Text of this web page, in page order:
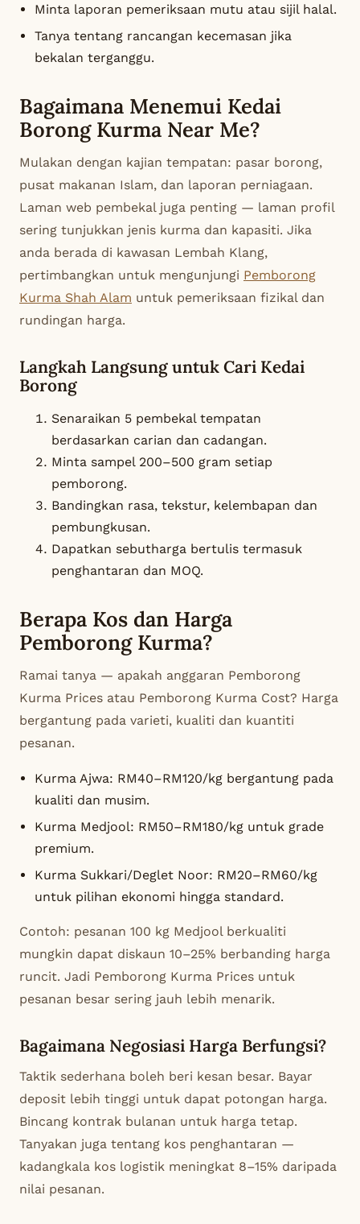
Minta laporan pemeriksaan mutu atau sijil halal.
Tanya tentang rancangan kecemasan jika
bekalan terganggu.
Bagaimana Menemui Kedai
Borong Kurma Near Me?
Mulakan dengan kajian tempatan: pasar borong,
pusat makanan Islam, dan laporan perniagaan.
Laman web pembekal juga penting — laman profil
sering tunjukkan jenis kurma dan kapasiti. Jika
anda berada di kawasan Lembah Klang,
pertimbangkan untuk mengunjungi Pemborong
Kurma Shah Alam untuk pemeriksaan fizikal dan
rundingan harga.
Langkah Langsung untuk Cari Kedai
Borong
Senaraikan 5 pembekal tempatan
berdasarkan carian dan cadangan.
Minta sampel 200–500 gram setiap
pemborong.
Bandingkan rasa, tekstur, kelembapan dan
pembungkusan.
Dapatkan sebutharga bertulis termasuk
penghantaran dan MOQ.
Berapa Kos dan Harga
Pemborong Kurma?
Ramai tanya — apakah anggaran Pemborong
Kurma Prices atau Pemborong Kurma Cost? Harga
bergantung pada varieti, kualiti dan kuantiti
pesanan.
Kurma Ajwa: RM40–RM120/kg bergantung pada
kualiti dan musim.
Kurma Medjool: RM50–RM180/kg untuk grade
premium.
Kurma Sukkari/Deglet Noor: RM20–RM60/kg
untuk pilihan ekonomi hingga standard.
Contoh: pesanan 100 kg Medjool berkualiti
mungkin dapat diskaun 10–25% berbanding harga
runcit. Jadi Pemborong Kurma Prices untuk
pesanan besar sering jauh lebih menarik.
Bagaimana Negosiasi Harga Berfungsi?
Taktik sederhana boleh beri kesan besar. Bayar
deposit lebih tinggi untuk dapat potongan harga.
Bincang kontrak bulanan untuk harga tetap.
Tanyakan juga tentang kos penghantaran —
kadangkala kos logistik meningkat 8–15% daripada
nilai pesanan.